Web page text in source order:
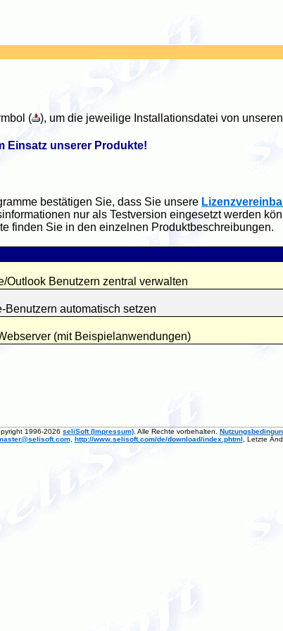
( ), um die jeweilige Installationsdatei von
Einsatz unserer Produkte!
bestätigen Sie, dass Sie unsere
nur als Testversion eingesetzt werden
finden Sie in den einzelnen Produktbeschreibungen.
Benutzern zentral verwalten
automatisch setzen
(mit Beispielanwendungen)
1996-2026 seliSoft (Impressum) . Alle Rechte vorbehalten.
, http://www.selisoft.com/de/download/index.phtml , Letzte